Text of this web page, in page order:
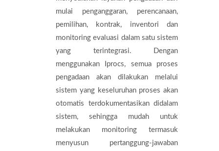
mulai penganggaran, perencanaan,
pemilihan, kontrak, inventori dan
monitoring evaluasi dalam satu sistem
yang terintegrasi. Dengan
menggunakan Iprocs, semua proses
pengadaan akan dilakukan melalui
sistem yang keseluruhan proses akan
otomatis terdokumentasikan didalam
sistem, sehingga mudah untuk
melakukan monitoring termasuk
menyusun pertanggung-jawaban